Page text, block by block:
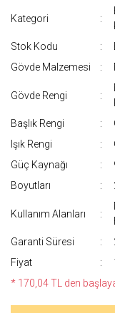
Kategori
Stok Kodu
Gövde Malzemesi
Gövde Rengi
Başlık Rengi
Işık Rengi
Güç Kaynağı
Boyutları
Kullanım Alanları
Garanti Süresi
Fiyat
* 170,04 TL den